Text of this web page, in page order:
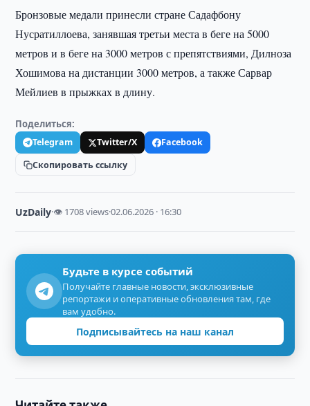
Бронзовые медали принесли стране Садафбону
Нусратиллоева, занявшая третьи места в беге на 5000
метров и в беге на 3000 метров с препятствиями, Дилноза
Хошимова на дистанции 3000 метров, а также Сарвар
Мейлиев в прыжках в длину.
Поделиться:
Telegram Twitter/X
Facebook
Скопировать ссылку
UzDaily·👁 1708 views·02.06.2026 · 16:30
Будьте в курсе событий
Получайте главные новости, эксклюзивные
репортажи и оперативные обновления там, где
вам удобно.
Подписывайтесь на наш канал